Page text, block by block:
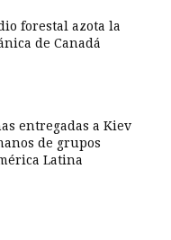
forestal azota la
de Canadá
entregadas a Kiev
de grupos
Latina